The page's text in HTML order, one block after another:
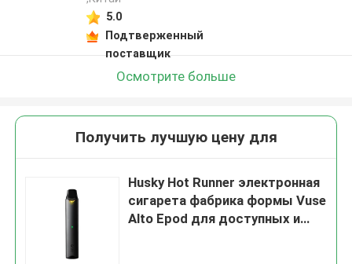
5.0
Подтверженный
поставщик
Осмотрите больше
Получить лучшую цену для
Husky Hot Runner электронная
сигарета фабрика формы Vuse
Alto Epod для доступных и